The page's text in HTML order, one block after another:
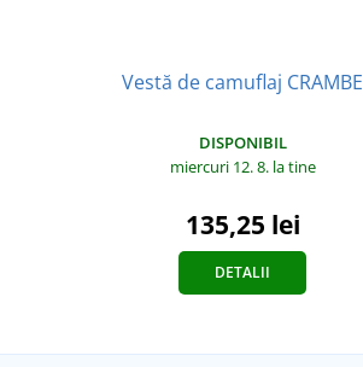
Vestă de camuflaj CRAMBE
DISPONIBIL
miercuri 12. 8. la tine
135,25 lei
DETALII